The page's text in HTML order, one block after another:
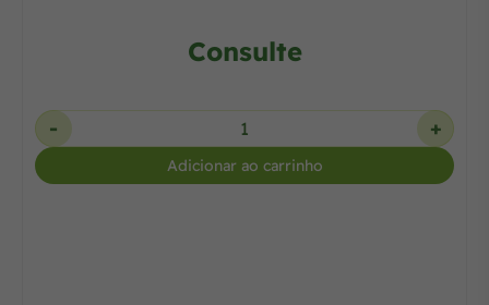
Consulte
- +
Adicionar ao carrinho